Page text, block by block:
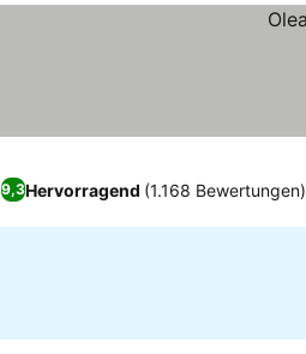
9,3Hervorragend (1.168 Bewertungen)